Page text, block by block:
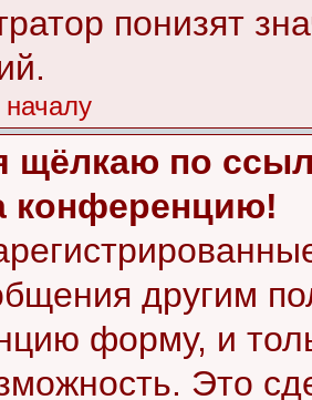
понизят
началу
щёлкаю по
конференцию!
другим
форму, и
Это